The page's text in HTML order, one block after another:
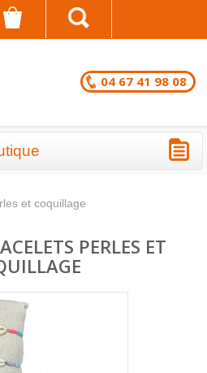
04 67 41 98 08
EN LOT
et coquillage
PERLES ET